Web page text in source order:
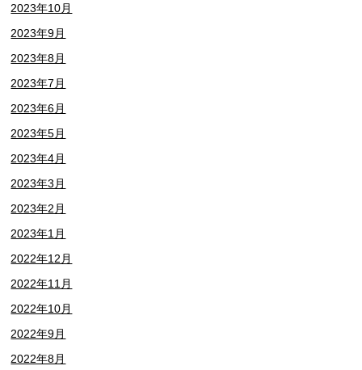
2023年10月
2023年9月
2023年8月
2023年7月
2023年6月
2023年5月
2023年4月
2023年3月
2023年2月
2023年1月
2022年12月
2022年11月
2022年10月
2022年9月
2022年8月